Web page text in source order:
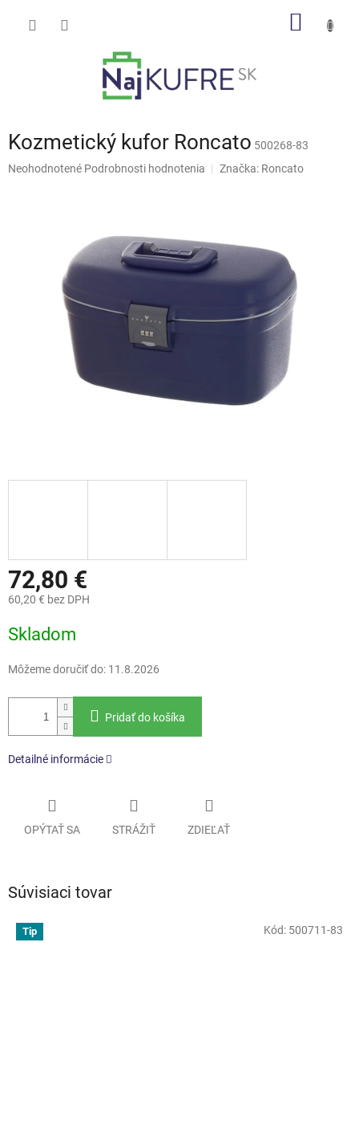
Kozmetický kufor Roncato 500268-83
Priemerné
hviezdičiek.
Neohodnotené Podrobnosti hodnotenia Značka: Roncato
72,80 €
60,20 € bez DPH
cena:
Skladom
Môžeme doručiť do: 11.8.2026
Pridať do košíka
Detailné informácie
OPÝTAŤ SA STRÁŽIŤ ZDIEĽAŤ
Súvisiaci tovar
Tip Kód: 500711-83